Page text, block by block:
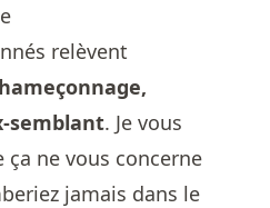
relèvent
hameçonnage,
semblant. Je vous
ne vous concerne
jamais dans le